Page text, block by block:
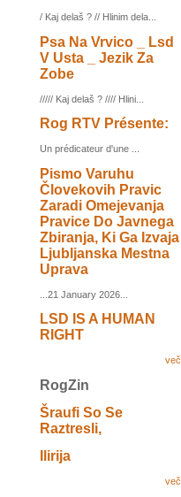
/ Kaj delaš ? // Hlinim dela...
Psa Na Vrvico _ Lsd
V Usta _ Jezik Za
Zobe
///// Kaj delaš ? //// Hlini...
Rog RTV Présente:
Un prédicateur d'une ...
Pismo Varuhu
Človekovih Pravic
Zaradi Omejevanja
Pravice Do Javnega
Zbiranja, Ki Ga Izvaja
Ljubljanska Mestna
Uprava
...21 January 2026...
LSD IS A HUMAN
RIGHT
več
RogZin
Šraufi So Se
Raztresli,
Ilirija
več